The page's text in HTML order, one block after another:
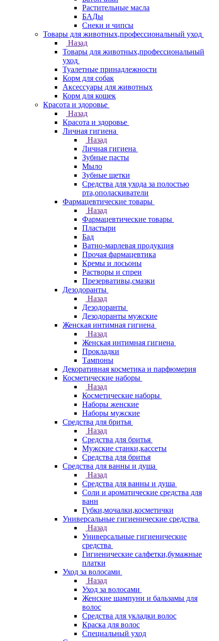
Растительные масла
БАДы
Снеки и чипсы
Товары для животных,профессиональный уход
Назад
Товары для животных,профессиональный
уход
Туалетные принадлежности
Корм для собак
Аксессуары для животных
Корм для кошек
Красота и здоровье
Назад
Красота и здоровье
Личная гигиена
Назад
Личная гигиена
Зубные пасты
Мыло
Зубные щетки
Средства для ухода за полостью
рта,ополаскиватели
Фармацевтические товары
Назад
Фармацевтические товары
Пластыри
Бад
Ватно-марлевая продукция
Прочая фармацевтика
Кремы и лосьоны
Растворы и спреи
Презервативы,смазки
Дезодоранты
Назад
Дезодоранты
Дезодоранты мужские
Женская интимная гигиена
Назад
Женская интимная гигиена
Прокладки
Тампоны
Декоративная косметика и парфюмерия
Косметические наборы
Назад
Косметические наборы
Наборы женские
Наборы мужские
Средства для бритья
Назад
Средства для бритья
Мужские станки,кассеты
Средства для бритья
Средства для ванны и душа
Назад
Средства для ванны и душа
Соли и ароматические средства для
ванн
Губки,мочалки,косметички
Универсальные гигиенические средства
Назад
Универсальные гигиенические
средства
Гигиенические салфетки,бумажные
платки
Уход за волосами
Назад
Уход за волосами
Женские шампуни и бальзамы для
волос
Средства для укладки волос
Краска для волос
Специальный уход